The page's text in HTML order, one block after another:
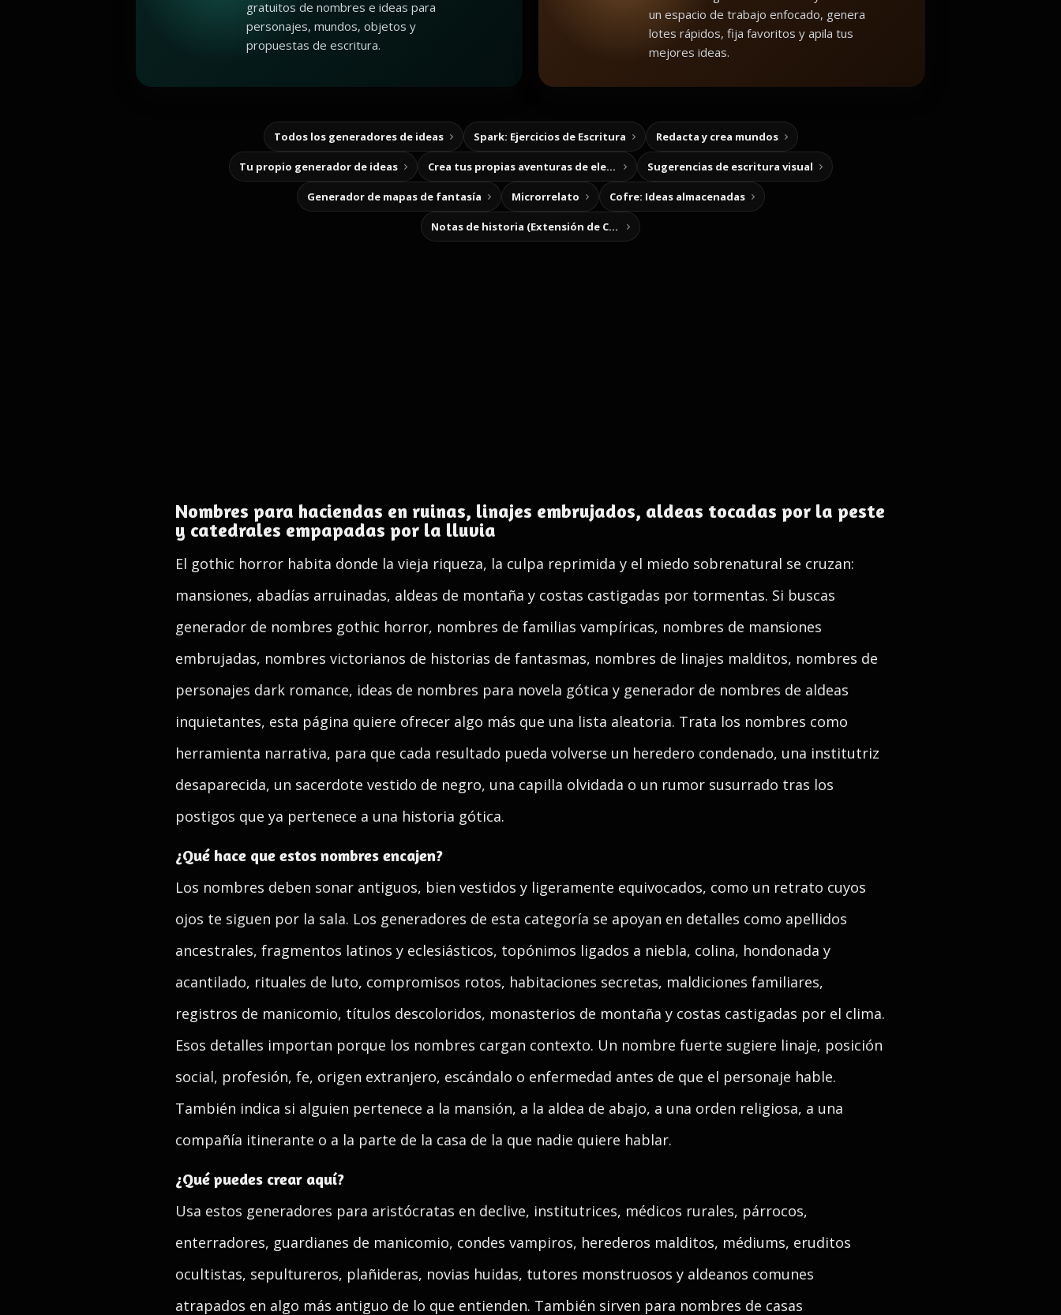
gratuitos de nombres e ideas para
personajes, mundos, objetos y
propuestas de escritura.
un espacio de trabajo enfocado, genera
lotes rápidos, fija favoritos y apila tus
mejores ideas.
Todos los generadores de ideas Spark: Ejercicios de Escritura Redacta y crea mundos
Tu propio generador de ideas Crea tus propias aventuras de elección Sugerencias de escritura visual
Generador de mapas de fantasía Microrrelato Cofre: Ideas almacenadas
Notas de historia (Extensión de Chrome)
Nombres para haciendas en ruinas, linajes embrujados, aldeas tocadas por la peste
y catedrales empapadas por la lluvia
El gothic horror habita donde la vieja riqueza, la culpa reprimida y el miedo sobrenatural se cruzan:
mansiones, abadías arruinadas, aldeas de montaña y costas castigadas por tormentas. Si buscas
generador de nombres gothic horror, nombres de familias vampíricas, nombres de mansiones
embrujadas, nombres victorianos de historias de fantasmas, nombres de linajes malditos, nombres de
personajes dark romance, ideas de nombres para novela gótica y generador de nombres de aldeas
inquietantes, esta página quiere ofrecer algo más que una lista aleatoria. Trata los nombres como
herramienta narrativa, para que cada resultado pueda volverse un heredero condenado, una institutriz
desaparecida, un sacerdote vestido de negro, una capilla olvidada o un rumor susurrado tras los
postigos que ya pertenece a una historia gótica.
¿Qué hace que estos nombres encajen?
Los nombres deben sonar antiguos, bien vestidos y ligeramente equivocados, como un retrato cuyos
ojos te siguen por la sala. Los generadores de esta categoría se apoyan en detalles como apellidos
ancestrales, fragmentos latinos y eclesiásticos, topónimos ligados a niebla, colina, hondonada y
acantilado, rituales de luto, compromisos rotos, habitaciones secretas, maldiciones familiares,
registros de manicomio, títulos descoloridos, monasterios de montaña y costas castigadas por el clima.
Esos detalles importan porque los nombres cargan contexto. Un nombre fuerte sugiere linaje, posición
social, profesión, fe, origen extranjero, escándalo o enfermedad antes de que el personaje hable.
También indica si alguien pertenece a la mansión, a la aldea de abajo, a una orden religiosa, a una
compañía itinerante o a la parte de la casa de la que nadie quiere hablar.
¿Qué puedes crear aquí?
Usa estos generadores para aristócratas en declive, institutrices, médicos rurales, párrocos,
enterradores, guardianes de manicomio, condes vampiros, herederos malditos, médiums, eruditos
ocultistas, sepultureros, plañideras, novias huidas, tutores monstruosos y aldeanos comunes
atrapados en algo más antiguo de lo que entienden. También sirven para nombres de casas